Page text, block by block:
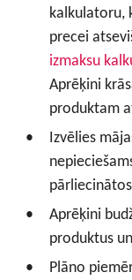
kalkulatoru,
precei
izmaksu
Aprēķini
produktam
Izvēlies
Aprēķini
produktus
Plāno